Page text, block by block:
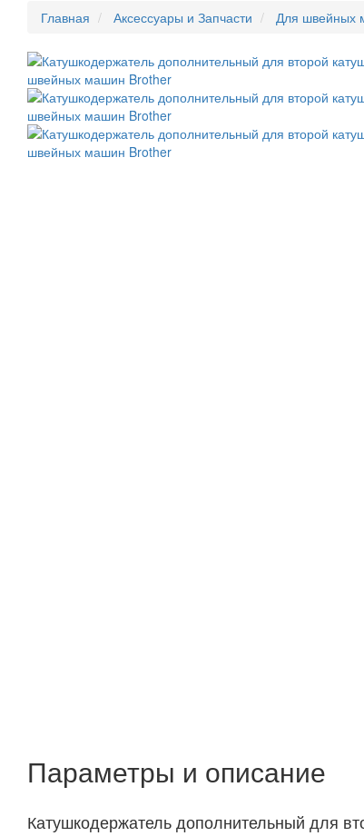
Главная Аксессуары и Запчасти Для швейных
Параметры и описание
Катушкодержатель дополнительный для